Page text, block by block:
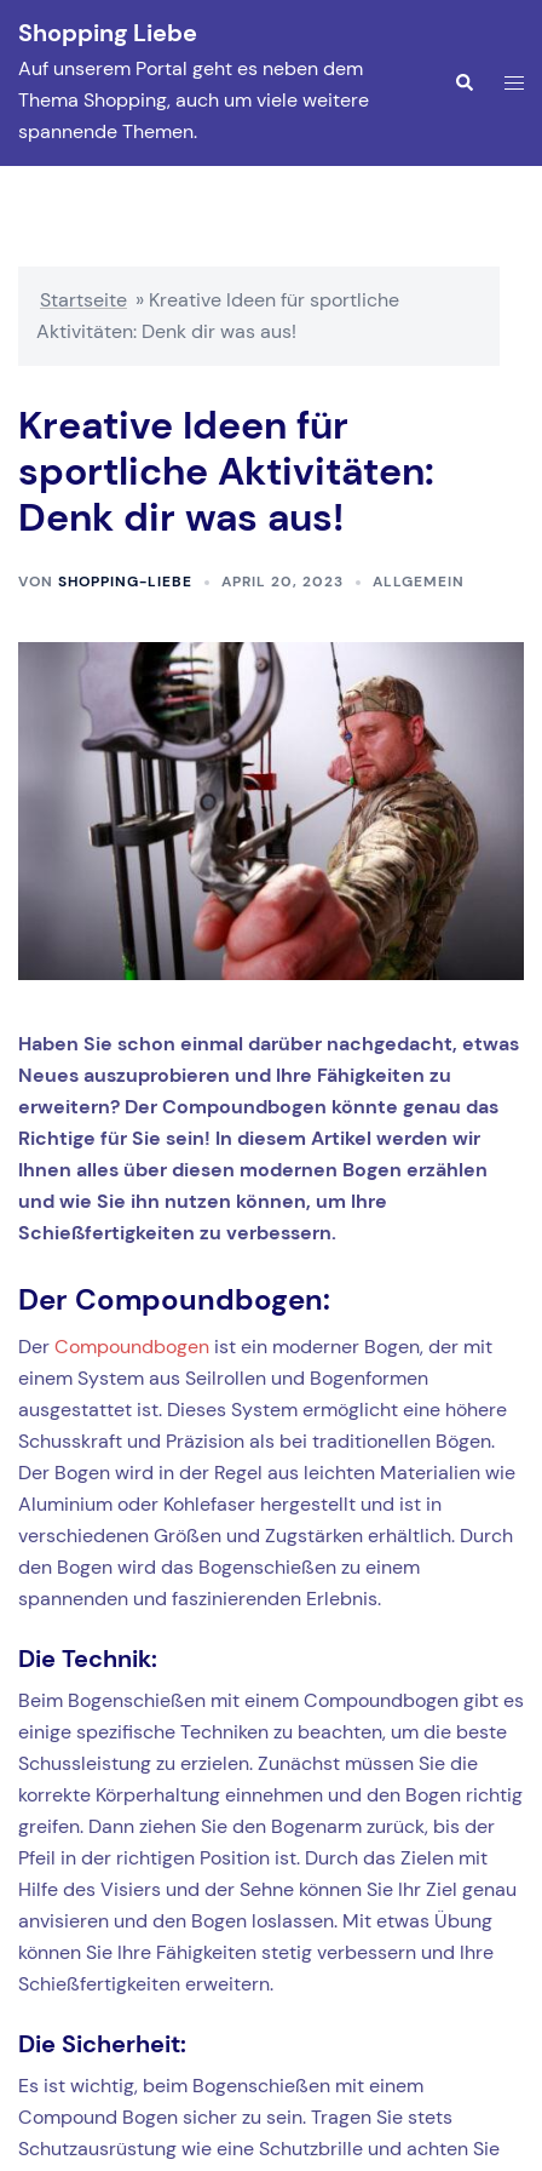
Inhalt
springen
Shopping Liebe
Auf unserem Portal geht es neben dem
Thema Shopping, auch um viele weitere
spannende Themen.
Suche
Startseite » Kreative Ideen für sportliche
Aktivitäten: Denk dir was aus!
Kreative Ideen für
sportliche Aktivitäten:
Denk dir was aus!
VON SHOPPING-LIEBE APRIL 20, 2023 ALLGEMEIN
Haben Sie schon einmal darüber nachgedacht, etwas
Neues auszuprobieren und Ihre Fähigkeiten zu
erweitern? Der Compoundbogen könnte genau das
Richtige für Sie sein! In diesem Artikel werden wir
Ihnen alles über diesen modernen Bogen erzählen
und wie Sie ihn nutzen können, um Ihre
Schießfertigkeiten zu verbessern.
Der Compoundbogen:
DerCompoundbogen ist ein moderner Bogen, der mit
einem System aus Seilrollen und Bogenformen
ausgestattet ist. Dieses System ermöglicht eine höhere
Schusskraft und Präzision als bei traditionellen Bögen.
Der Bogen wird in der Regel aus leichten Materialien wie
Aluminium oder Kohlefaser hergestellt und ist in
verschiedenen Größen und Zugstärken erhältlich. Durch
den Bogen wird das Bogenschießen zu einem
spannenden und faszinierenden Erlebnis.
Die Technik:
Beim Bogenschießen mit einem Compoundbogen gibt es
einige spezifische Techniken zu beachten, um die beste
Schussleistung zu erzielen. Zunächst müssen Sie die
korrekte Körperhaltung einnehmen und den Bogen richtig
greifen. Dann ziehen Sie den Bogenarm zurück, bis der
Pfeil in der richtigen Position ist. Durch das Zielen mit
Hilfe des Visiers und der Sehne können Sie Ihr Ziel genau
anvisieren und den Bogen loslassen. Mit etwas Übung
können Sie Ihre Fähigkeiten stetig verbessern und Ihre
Schießfertigkeiten erweitern.
Die Sicherheit:
Es ist wichtig, beim Bogenschießen mit einem
Compound Bogen sicher zu sein. Tragen Sie stets
Schutzausrüstung wie eine Schutzbrille und achten Sie